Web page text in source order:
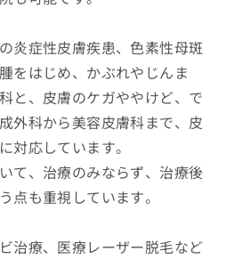
炎症性皮膚疾患、色素性母斑
をはじめ、かぶれやじんま
と、皮膚のケガややけど、で
外科から美容皮膚科まで、皮
対応しています。
て、治療のみならず、治療後
点も重視しています。
治療、医療レーザー脱毛など